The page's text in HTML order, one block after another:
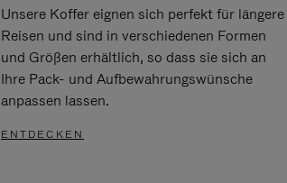
Unsere Koffer eignen sich perfekt für längere
Reisen und sind in verschiedenen Formen
und Größen erhältlich, so dass sie sich an
Ihre Pack- und Aufbewahrungswünsche
anpassen lassen.
ENTDECKEN